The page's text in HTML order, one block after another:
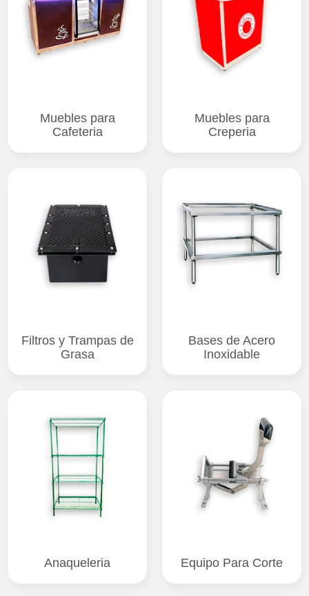
Muebles para
Cafeteria
Muebles para
Creperia
Filtros y Trampas de
Grasa
Bases de Acero
Inoxidable
Anaqueleria Equipo Para Corte